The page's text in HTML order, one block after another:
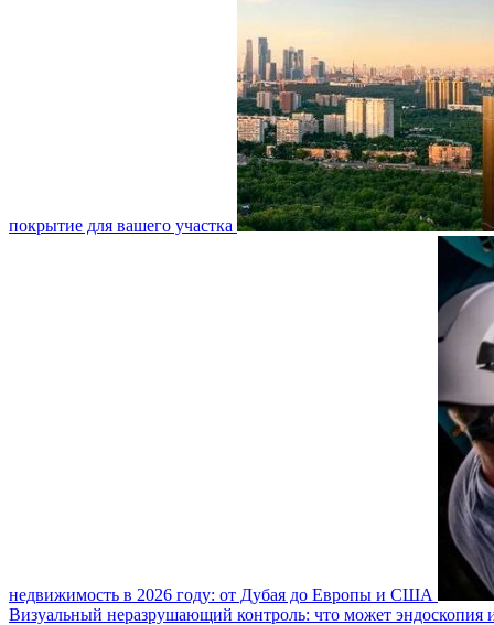
покрытие для вашего участка
недвижимость в 2026 году: от Дубая до Европы и США
Визуальный неразрушающий контроль: что может эндоскопия